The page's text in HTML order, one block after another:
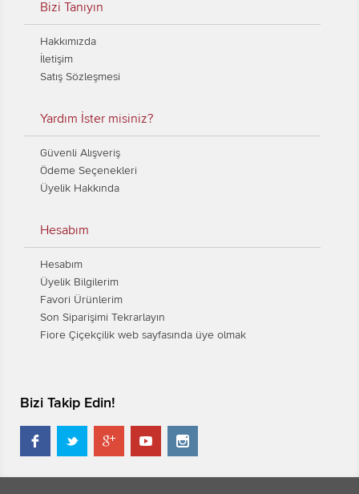
Bizi Tanıyın
Hakkımızda
İletişim
Satış Sözleşmesi
Yardım İster misiniz?
Güvenli Alışveriş
Ödeme Seçenekleri
Üyelik Hakkında
Hesabım
Hesabım
Üyelik Bilgilerim
Favori Ürünlerim
Son Siparişimi Tekrarlayın
Fiore Çiçekçilik web sayfasında üye olmak
Bizi Takip Edin!
    